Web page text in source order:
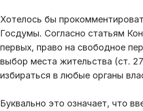
Хотелось бы
Госдумы. Согласно статьям
первых, право на свободное
выбор места жительства (ст.
избираться в любые органы
Буквально это означает, что